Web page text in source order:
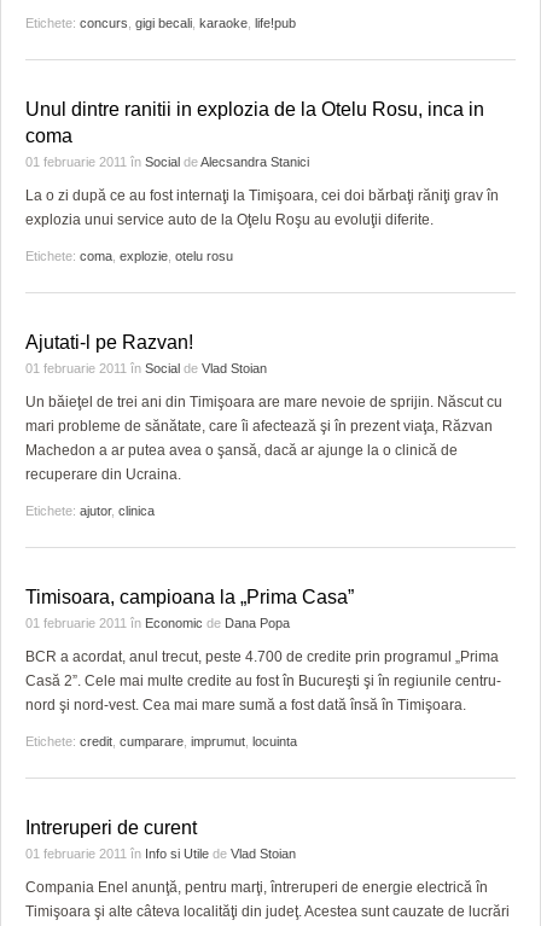
Etichete: concurs gigi becali karaoke life!pub
Unul dintre ranitii in explozia de la Otelu Rosu, inca in
coma
01 februarie 2011 în Social deAlecsandra Stanici
La o zi după ce au fost internaţi la Timişoara, cei doi bărbaţi răniţi grav în
explozia unui service auto de la Oţelu Roşu au evoluţii diferite.
Etichete: coma explozie otelu rosu
Ajutati-l pe Razvan!
01 februarie 2011 în Social de Vlad Stoian
Un băieţel de trei ani din Timişoara are mare nevoie de sprijin. Născut cu
mari probleme de sănătate, care îi afectează şi în prezent viaţa, Răzvan
Machedon a ar putea avea o şansă, dacă ar ajunge la o clinică de
recuperare din Ucraina.
Etichete: ajutor, clinica
Timisoara, campioana la „Prima Casa”
01 februarie 2011 în Economic de Dana Popa
BCR a acordat, anul trecut, peste 4.700 de credite prin programul „Prima
Casă 2”. Cele mai multe credite au fost în Bucureşti şi în regiunile centru-
nord şi nord-vest. Cea mai mare sumă a fost dată însă în Timişoara.
Etichete: credit cumparare imprumut locuinta
Intreruperi de curent
01 februarie 2011 în Info si Utile de Vlad Stoian
Compania Enel anunţă, pentru marţi, întreruperi de energie electrică în
Timişoara şi alte câteva localităţi din judeţ. Acestea sunt cauzate de lucrări